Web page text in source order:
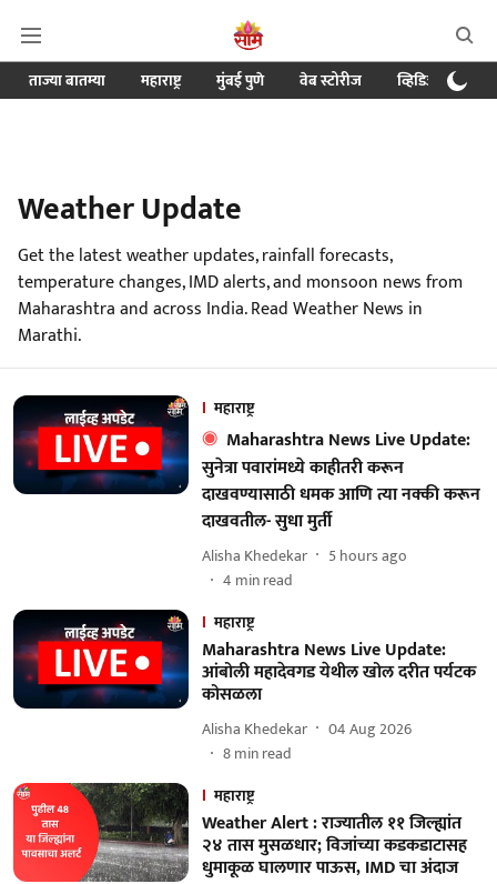
ताज्या बातम्या महाराष्ट्र मुंबई पुणे वेब स्टोरीज व्हिडिओ
Weather Update
Get the latest weather updates, rainfall forecasts,
temperature changes, IMD alerts, and monsoon news from
Maharashtra and across India. Read Weather News in
Marathi.
महाराष्ट्र
Maharashtra News Live Update:
सुनेत्रा पवारांमध्ये काहीतरी करून
दाखवण्यासाठी धमक आणि त्या नक्की करून
दाखवतील- सुधा मुर्ती
Alisha Khedekar
5 hours ago
4 min read
महाराष्ट्र
Maharashtra News Live Update:
आंबोली महादेवगड येथील खोल दरीत पर्यटक
कोसळला
Alisha Khedekar
04 Aug 2026
8min read
महाराष्ट्र
Weather Alert : राज्यातील ११ जिल्ह्यांत
२४ तास मुसळधार; विजांच्या कडकडाटासह
धुमाकूळ घालणार पाऊस, IMD चा अंदाज